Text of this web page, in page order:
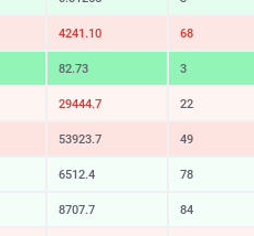
4241.10 68
82.73 3
29444.7 22
53923.7 49
6512.4 78
8707.7 84